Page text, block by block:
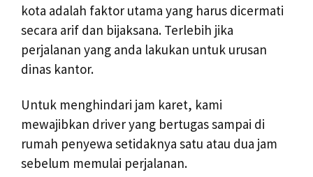
kota adalah faktor utama yang harus dicermati
secara arif dan bijaksana. Terlebih jika
perjalanan yang anda lakukan untuk urusan
dinas kantor.
Untuk menghindari jam karet, kami
mewajibkan driver yang bertugas sampai di
rumah penyewa setidaknya satu atau dua jam
sebelum memulai perjalanan.